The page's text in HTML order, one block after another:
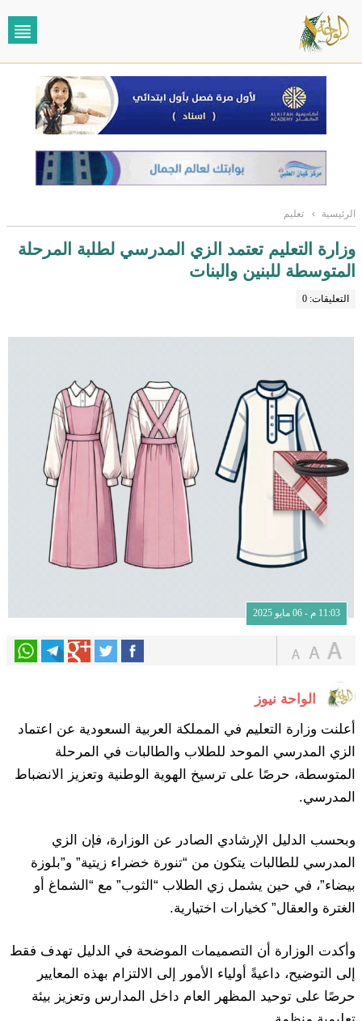
الرئيسية › تعليم
وزارة التعليم تعتمد الزي المدرسي لطلبة المرحلة
المتوسطة للبنين والبنات
التعليقات: 0
11:03 م - 06 مايو 2025
الواحة نيوز
أعلنت وزارة التعليم في المملكة العربية السعودية عن اعتماد
الزي المدرسي الموحد للطلاب والطالبات في المرحلة
المتوسطة، حرصًا على ترسيخ الهوية الوطنية وتعزيز الانضباط
المدرسي.
وبحسب الدليل الإرشادي الصادر عن الوزارة، فإن الزي
المدرسي للطالبات يتكون من “تنورة خضراء زيتية” و”بلوزة
بيضاء”، في حين يشمل زي الطلاب “الثوب” مع “الشماغ أو
الغترة والعقال” كخيارات اختيارية.
وأكدت الوزارة أن التصميمات الموضحة في الدليل تهدف فقط
إلى التوضيح، داعيةً أولياء الأمور إلى الالتزام بهذه المعايير
حرصًا على توحيد المظهر العام داخل المدارس وتعزيز بيئة